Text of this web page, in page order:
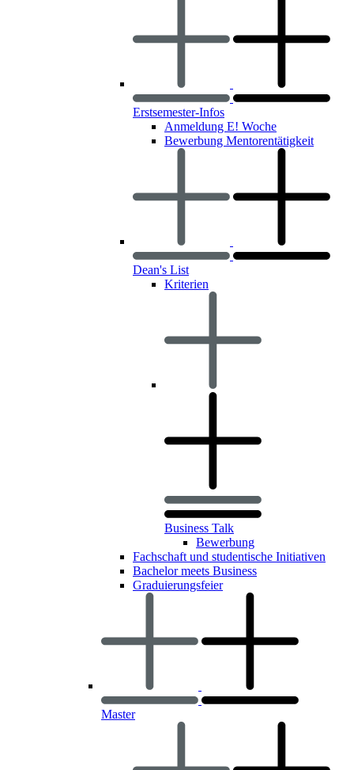
Erstsemester-Infos
Anmeldung E! Woche
Bewerbung Mentorentätigkeit
Dean's List
Kriterien
Business Talk
Bewerbung
Fachschaft und studentische Initiativen
Bachelor meets Business
Graduierungsfeier
Master